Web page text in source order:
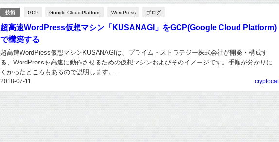
技術 GCP Google Cloud Platform WordPress ブログ
超高速WordPress仮想マシン「KUSANAGI」をGCP(Google Cloud Platform)
で構築する
2018-07-11
超高速WordPress仮想マシンKUSANAGIは、プライム・ストラテジー株式会社が開発・構成す
る、WordPressを高速に動作させるための仮想マシンおよびそのイメージです。手順が分かりに
くかったところもあるので説明します。...
cryptocat